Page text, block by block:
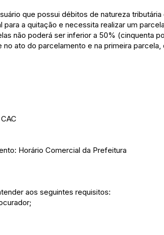
que possui débitos de natureza
para a quitação e necessita realizar um
não poderá ser inferior a 50% (cinquenta
ato do parcelamento e na primeira
Horário Comercial da Prefeitura
aos seguintes requisitos: